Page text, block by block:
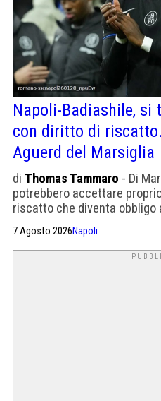
Napoli-Badiashile,
con diritto di
Aguerd del Marsiglia
di Thomas Tammaro - Di
potrebbero accettare
riscatto che diventa obbligo
Su Aguerd: ". Sempre
con diritto". Classe 96, molti
7 Agosto 2026Napoli